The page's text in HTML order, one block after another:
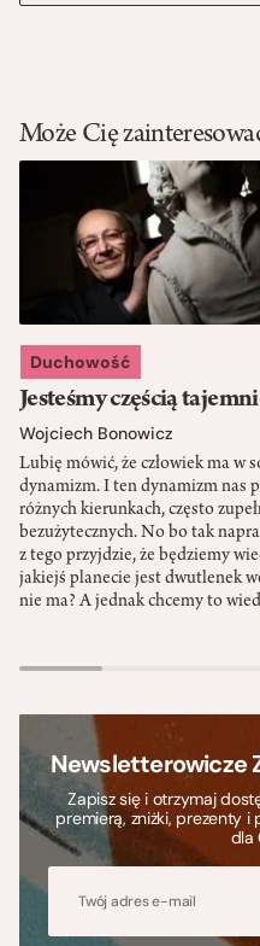
Może Cię
Duchowość
Jesteśmy częścią
Wojciech Bonowicz
Lubię mówić, że człowiek ma w
dynamizm. I ten dynamizm nas
różnych kierunkach, często
bezużytecznych. No bo tak
z tego przyjdzie, że będziemy
jakiejś planecie jest dwutlenek
nie ma? A jednak chcemy to
Newsletterowicze
Zapisz się i otrzymaj
premierą, zniżki, prezenty
dla